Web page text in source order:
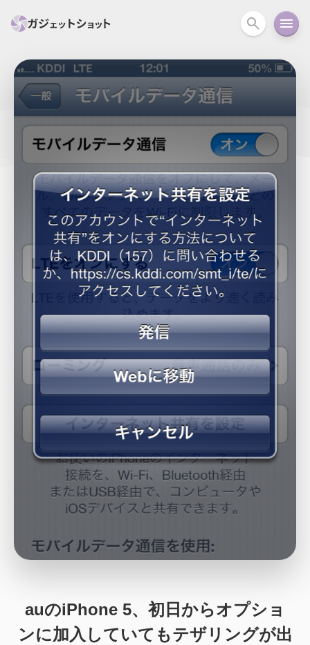
すべて カメラ
セール情報 スマートホーム アクションカメラ カメラ
回線 iPhone iPad Mac Android コラム
ニュース オーディオ 周辺機器
auのiPhone 5、初日からオプショ
ンに加入していてもテザリングが出